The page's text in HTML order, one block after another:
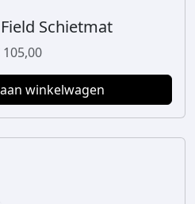
Schietmat
105,00
winkelwagen